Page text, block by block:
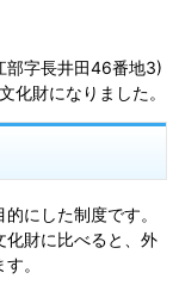
部字長井田46番地3)
化財になりました。
にした制度です。
化財に比べると、外
。